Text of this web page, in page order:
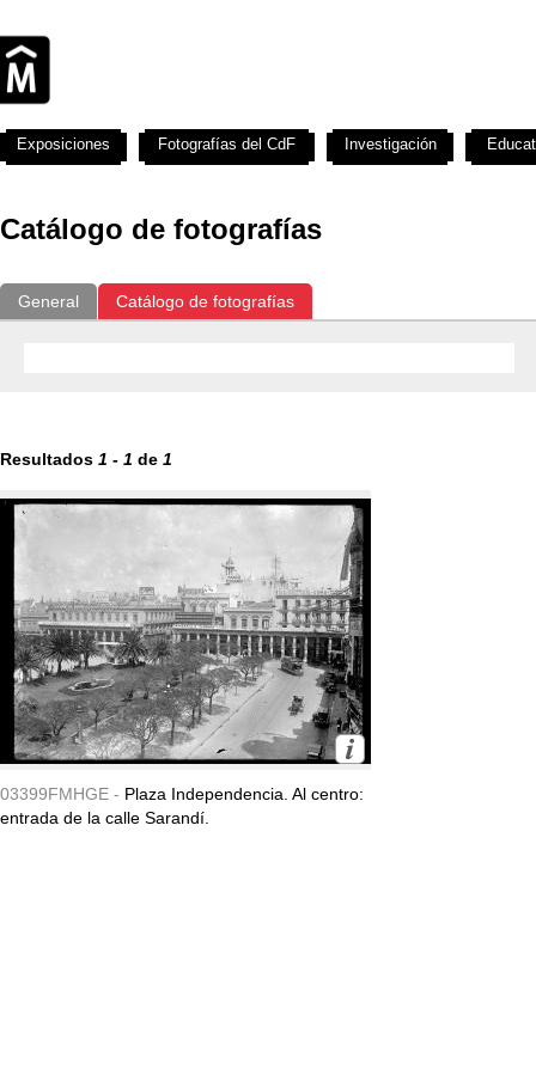
Catálogo de fotografías
General Catálogo de fotografías
Resultados 1 - 1 de 1
03399FMHGE - Plaza Independencia. Al centro:
entrada de la calle Sarandí.
Exposiciones Fotografías del CdF Investigación